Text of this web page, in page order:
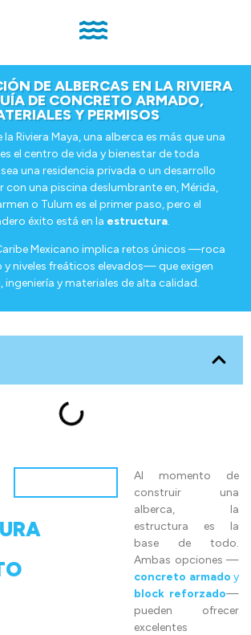
DE ALBERCAS EN LA RIVIERA
DE CONCRETO ARMADO,
Y PERMISOS
Riviera Maya, una alberca es más que una
el centro de vida y bienestar de toda
una residencia privada o un desarrollo
con una piscina deslumbrante en, Mérida,
o Tulum es el primer paso, pero el
éxito está en la estructura.
Mexicano implica retos únicos —roca
y niveles freáticos elevados— que exigen
ingeniería y materiales de alta calidad.
Al momento de
construir una
alberca, la
estructura es la
base de todo.
Ambas opciones —
concreto armado y
block reforzado—
pueden ofrecer
excelentes